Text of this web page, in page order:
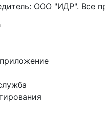
ООО "ИДР". Все